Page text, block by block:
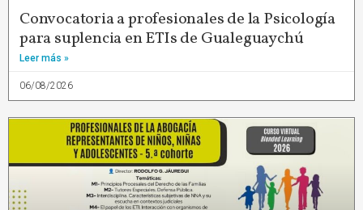
Convocatoria a profesionales de la Psicología
para suplencia en ETIs de Gualeguaychú
Leer más »
06/08/2026